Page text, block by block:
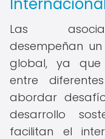
Las
desempeñan
global, ya que
entre
abordar
desarrollo
facilitan el